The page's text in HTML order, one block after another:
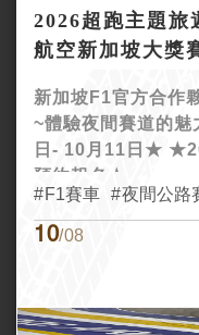
2026超跑主題旅
航空新加坡大獎
新加坡F1官方合作
~體驗夜間賽道的
日- 10月11日★
預約報名★
F1賽車
夜間公路
10/08